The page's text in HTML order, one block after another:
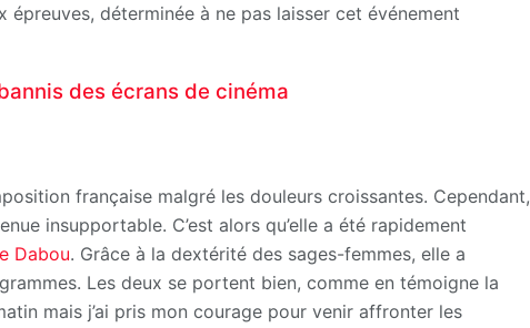
déterminée à ne pas laisser cet événement
des écrans de cinéma
française malgré les douleurs croissantes. Cependant,
insupportable. C’est alors qu’elle a été rapidement
Dabou. Grâce à la dextérité des sages-femmes, elle a
Les deux se portent bien, comme en témoigne la
mais j’ai pris mon courage pour venir affronter les